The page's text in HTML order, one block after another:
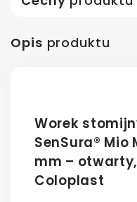
Opis produktu
Worek
SenSura® Mio
mm –
Coloplast